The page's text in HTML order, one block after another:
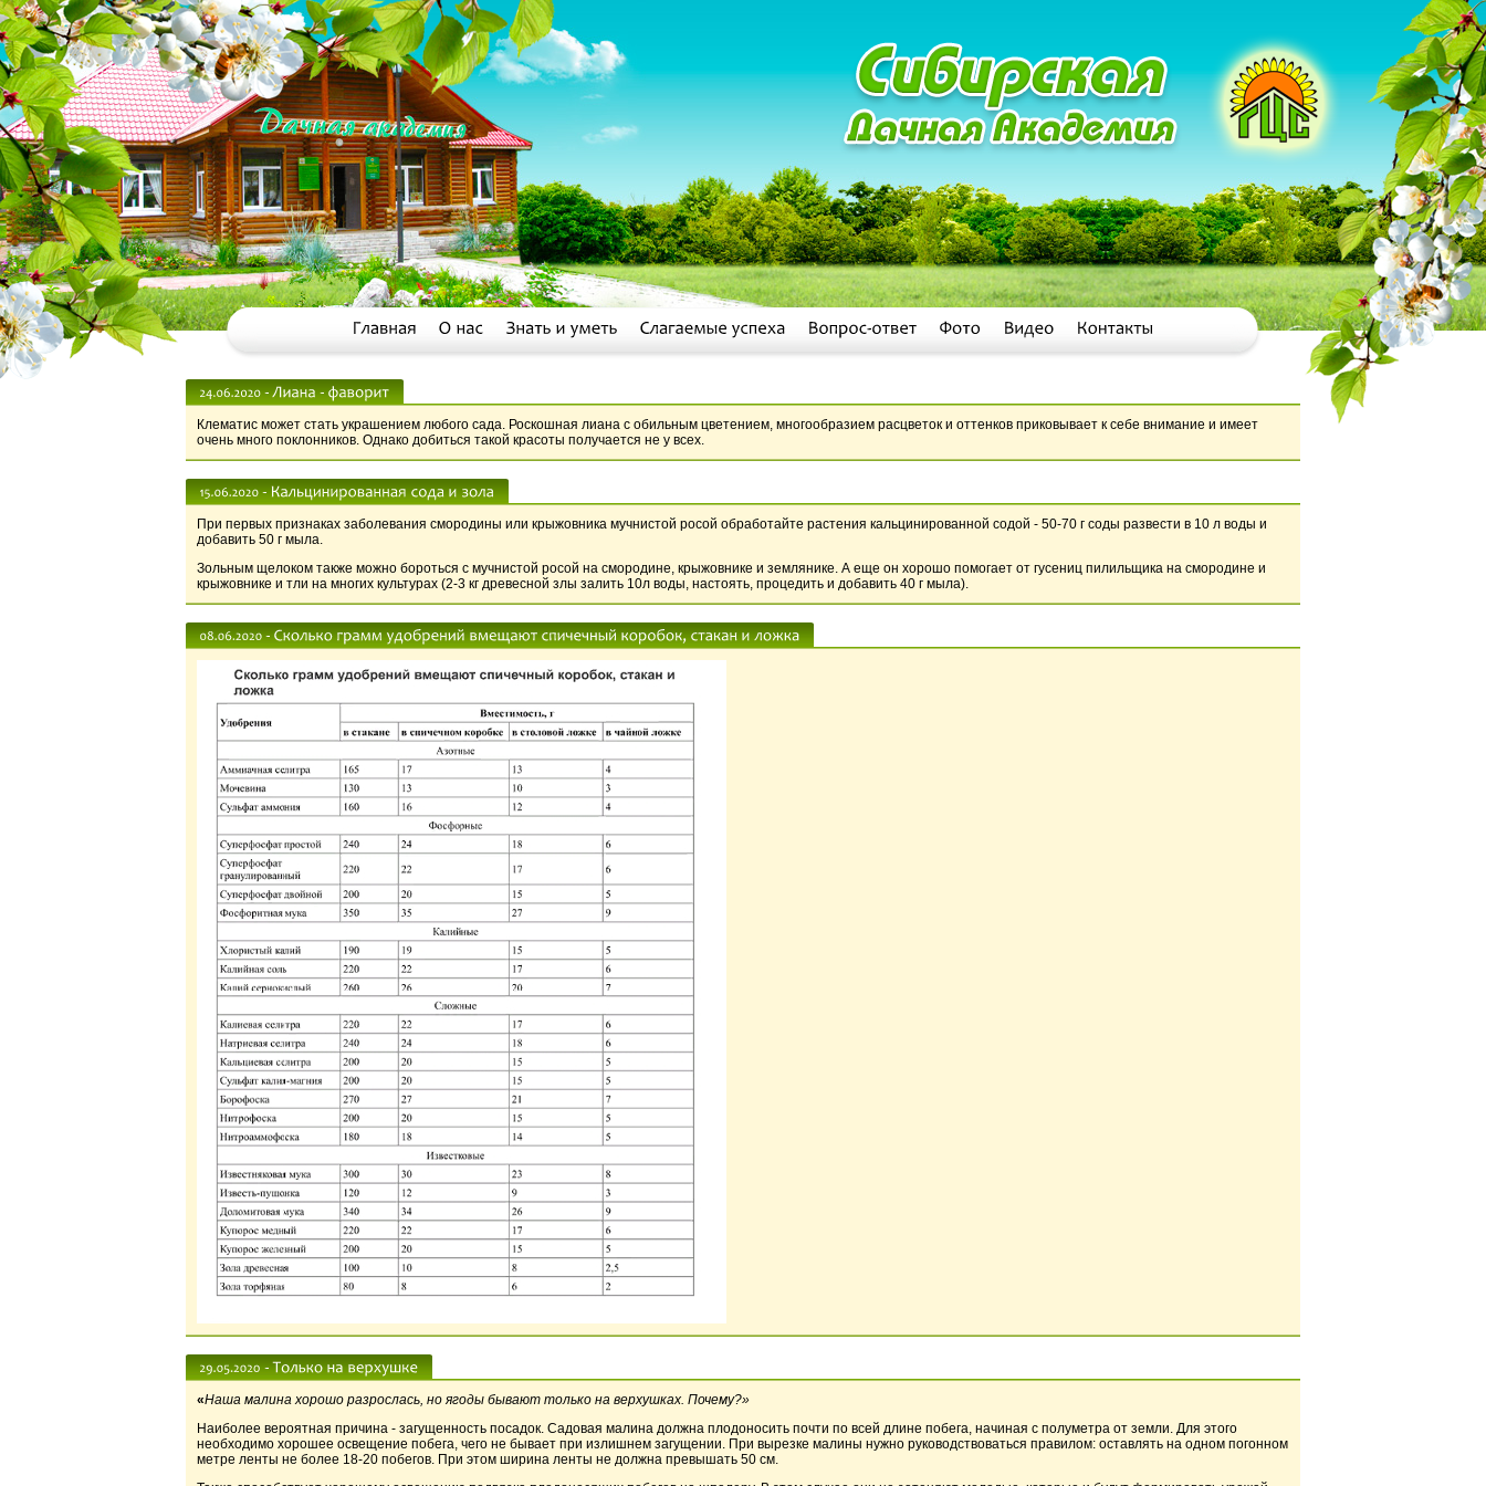
Клематис может стать украшением любого сада. Роскошная лиана с обильным цветением, многообразием расцветок и оттенков приковывает к себе внимание и имеет
очень много поклонников. Однако добиться такой красоты получается не у всех.
При первых признаках заболевания смородины или крыжовника мучнистой росой обработайте растения кальцинированной содой - 50-70 г соды развести в 10 л воды и
добавить 50 г мыла.
Зольным щелоком также можно бороться с мучнистой росой на смородине, крыжовнике и землянике. А еще он хорошо помогает от гусениц пилильщика на смородине и
крыжовнике и тли на многих культурах (2-3 кг древесной злы залить 10л воды, настоять, процедить и добавить 40 г мыла).
«Наша малина хорошо разрослась, но ягоды бывают только на верхушках. Почему?»
Наиболее вероятная причина - загущенность посадок. Садовая малина должна плодоносить почти по всей длине побега, начиная с полуметра от земли. Для этого
необходимо хорошее освещение побега, чего не бывает при излишнем загущении. При вырезке малины нужно руководствоваться правилом: оставлять на одном погонном
метре ленты не более 18-20 побегов. При этом ширина ленты не должна превышать 50 см.